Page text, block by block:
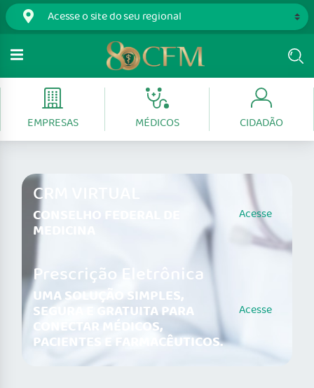
EMPRESAS MÉDICOS CIDADÃO
CRM VIRTUAL
CONSELHO FEDERAL DE
MEDICINA
Acesse
Prescrição Eletrônica
UMA SOLUÇÃO SIMPLES,
SEGURA E GRATUITA PARA
CONECTAR MÉDICOS,
PACIENTES E FARMACÊUTICOS.
Acesse